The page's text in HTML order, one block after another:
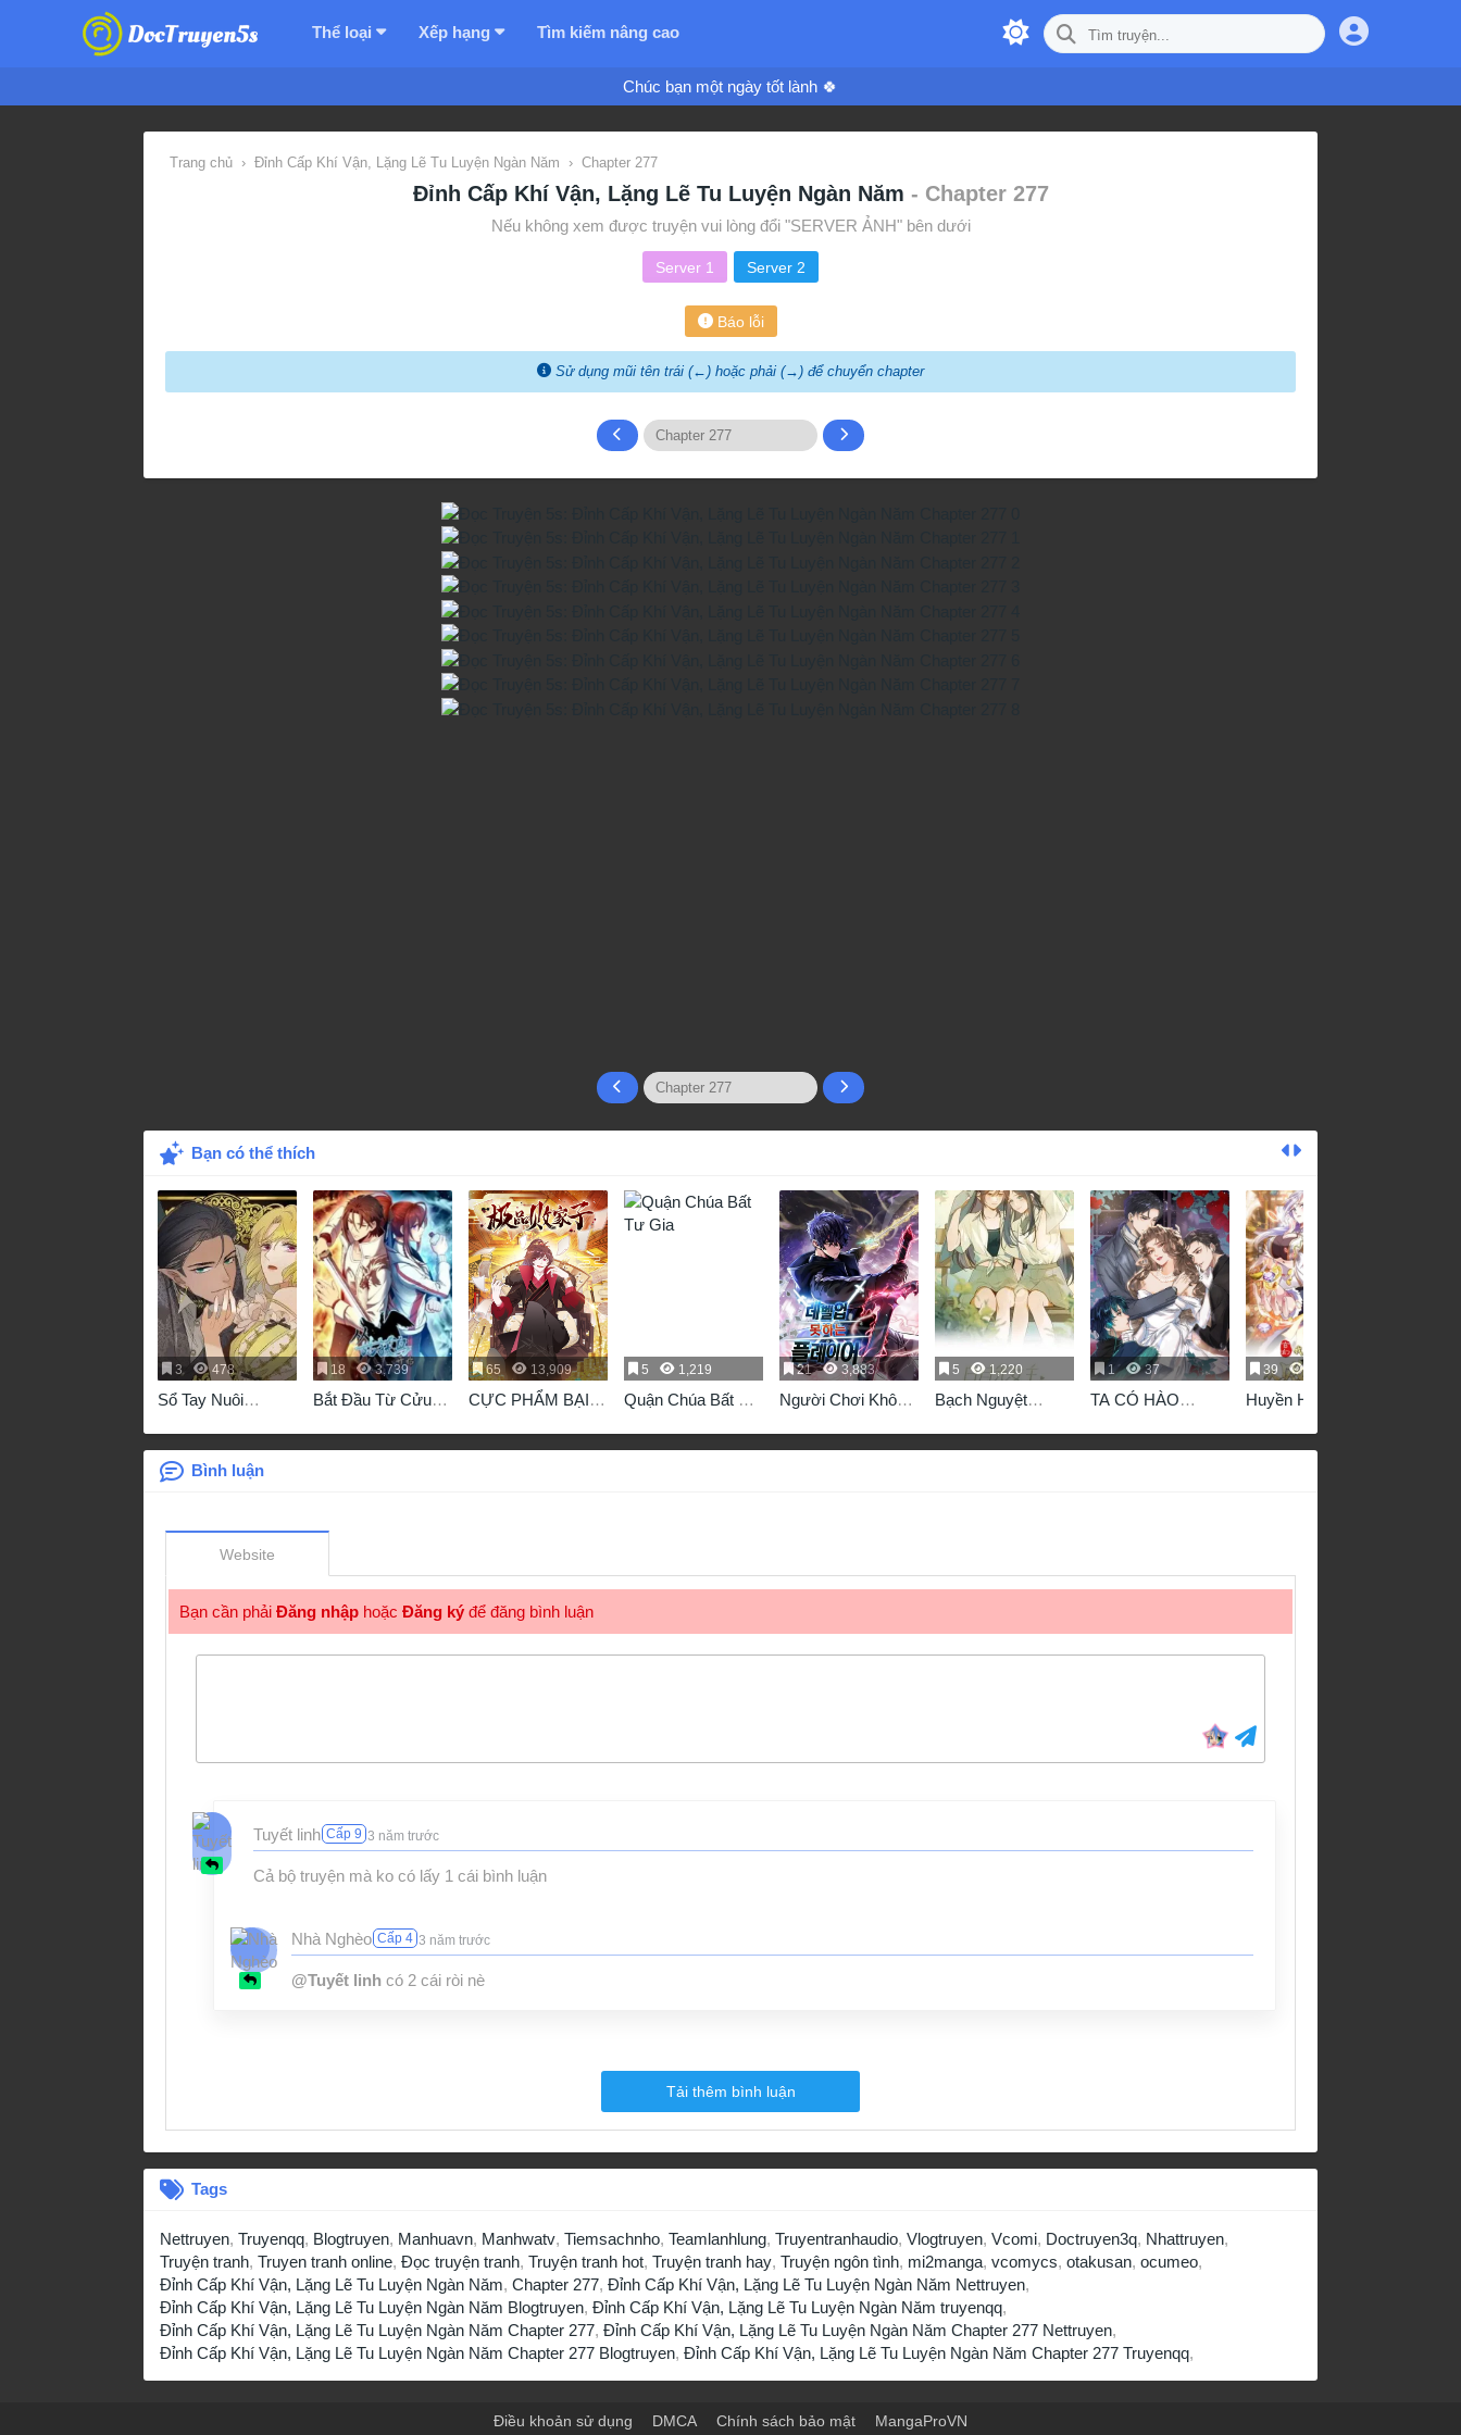
Thể loại Xếp hạng Tìm kiếm nâng cao
Chúc bạn một ngày tốt lành 🍀
Trang chủ › Đỉnh Cấp Khí Vận, Lặng Lẽ Tu Luyện Ngàn Năm › Chapter 277
Đỉnh Cấp Khí Vận, Lặng Lẽ Tu Luyện Ngàn Năm - Chapter 277
Nếu không xem được truyện vui lòng đổi "SERVER ẢNH" bên dưới
Server 1 Server 2
Báo lỗi
Sử dụng mũi tên trái (←) hoặc phải (→) để chuyển chapter
Bạn có thể thích
3 478
Sổ Tay Nuôi
18 3,739
Bắt Đầu Từ Cửu
65 13,909
CỰC PHẨM BẠI
5 1,219
Quận Chúa Bất Tư
21 3,883
Người Chơi Không
5 1,220
Bạch Nguyệt
1 37
TA CÓ HÀO
39
Huyền Huyễn: Ta
Bình luận
Website
Bạn cần phải Đăng nhập hoặc Đăng ký để đăng bình luận
Tuyết linh Cấp 9 3 năm trước
Cả bộ truyện mà ko có lấy 1 cái bình luận
Nhà Nghèo Cấp 4 3 năm trước
@Tuyết linh có 2 cái ròi nè
Tải thêm bình luận
Tags
Nettruyen, Truyenqq, Blogtruyen, Manhuavn, Manhwatv, Tiemsachnho, Teamlanhlung, Truyentranhaudio, Vlogtruyen, Vcomi, Doctruyen3q, Nhattruyen,
Truyện tranh, Truyen tranh online, Đọc truyện tranh, Truyện tranh hot, Truyện tranh hay, Truyện ngôn tình, mi2manga, vcomycs, otakusan, ocumeo,
Đỉnh Cấp Khí Vận, Lặng Lẽ Tu Luyện Ngàn Năm, Chapter 277, Đỉnh Cấp Khí Vận, Lặng Lẽ Tu Luyện Ngàn Năm Nettruyen,
Đỉnh Cấp Khí Vận, Lặng Lẽ Tu Luyện Ngàn Năm Blogtruyen, Đỉnh Cấp Khí Vận, Lặng Lẽ Tu Luyện Ngàn Năm truyenqq,
Đỉnh Cấp Khí Vận, Lặng Lẽ Tu Luyện Ngàn Năm Chapter 277, Đỉnh Cấp Khí Vận, Lặng Lẽ Tu Luyện Ngàn Năm Chapter 277 Nettruyen,
Đỉnh Cấp Khí Vận, Lặng Lẽ Tu Luyện Ngàn Năm Chapter 277 Blogtruyen, Đỉnh Cấp Khí Vận, Lặng Lẽ Tu Luyện Ngàn Năm Chapter 277 Truyenqq,
Điều khoản sử dụng DMCA Chính sách bảo mật MangaProVN